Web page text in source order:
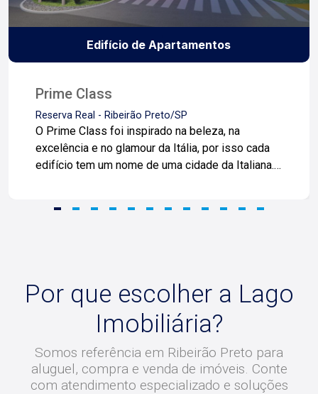
Edifício de Apartamentos
Prime Class
Reserva Real - Ribeirão Preto/SP
O Prime Class foi inspirado na beleza, na
excelência e no glamour da Itália, por isso cada
edifício tem um nome de uma cidade da Italiana.
uma verdadeira obra de arte. Localizado na zona
Leste de Ribeirão Preto, no bairro Reserva Real,
área de garnde expansão da cidade! Próximo aos
Supermercados Big Compra e Mialich, à Avenida
Henri Nestlé, Novo Shopping, e fácil acesso a
toda a cidade. - Torres com elevador; - Somente
quatro apartamentos por andar; - Varanda; -
Por que escolher a Lago
Imobiliária?
Somos referência em Ribeirão Preto para
aluguel, compra e venda de imóveis. Conte
com atendimento especializado e soluções